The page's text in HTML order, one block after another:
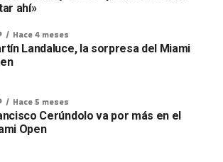
ahí»
Hace 4 meses
Landaluce, la sorpresa del Miami
Hace 5 meses
Cerúndolo va por más en el
Open